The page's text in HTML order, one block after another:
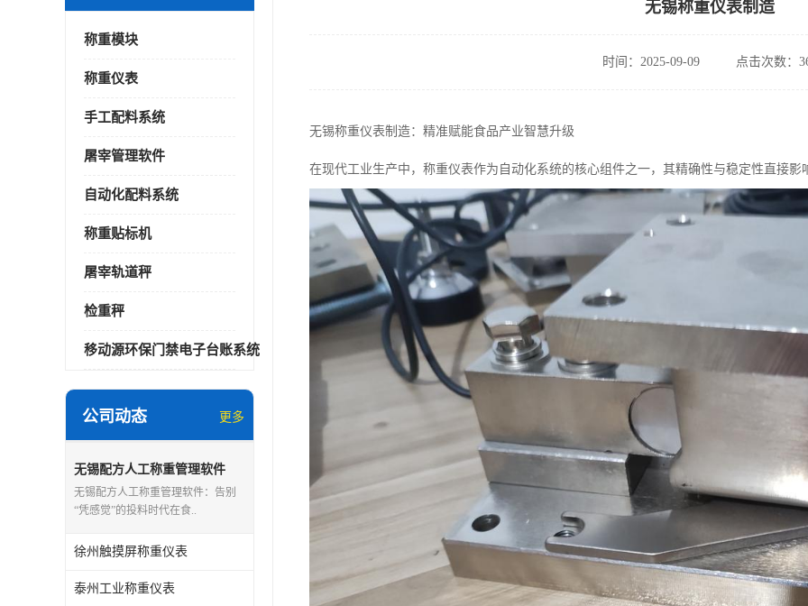
称重模块
称重仪表
手工配料系统
屠宰管理软件
自动化配料系统
称重贴标机
屠宰轨道秤
检重秤
移动源环保门禁电子台账系统
公司动态 更多
无锡配方人工称重管理软件
无锡配方人工称重管理软件：告别
“凭感觉”的投料时代在食..
徐州触摸屏称重仪表
泰州工业称重仪表
无锡称重仪表制造
时间：2025-09-09 点击次数：
无锡称重仪表制造：精准赋能食品产业智慧升级
在现代工业生产中，称重仪表作为自动化系统的核心组件之一，其精确性与稳定性直接影